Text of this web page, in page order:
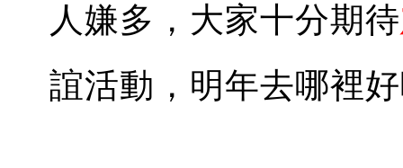
人嫌多，大家十分期待
誼活動，明年去哪裡